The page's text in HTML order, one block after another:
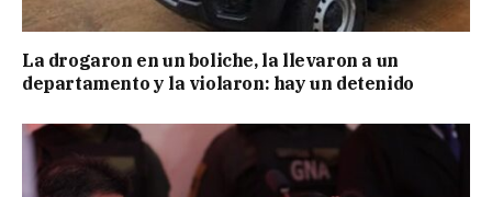
La drogaron en un boliche, la llevaron a un
departamento y la violaron: hay un detenido